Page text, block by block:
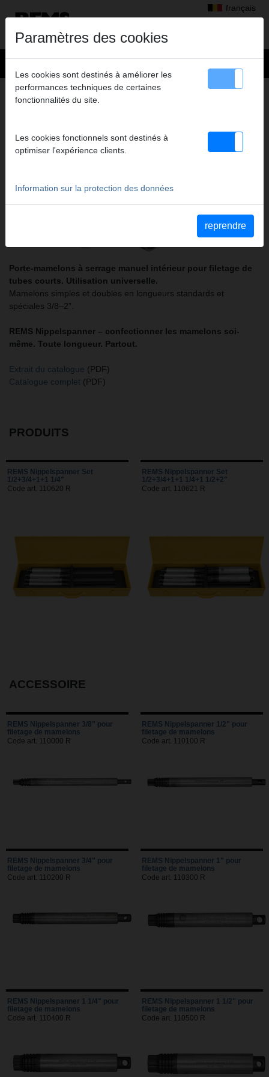
français
Produits >Fileter, rainurer> REMS Nippelspanner
ACCESSOIRES POUR MACHINES À FILETER
ET POUR FILIÈRES À MAIN DE TOUS TYPES
Porte-mamelons à serrage manuel intérieur pour filetage de
tubes courts. Utilisation universelle.
Mamelons simples et doubles en longueurs standards et
spéciales 3/8–2”.
REMS Nippelspanner – confectionner les mamelons soi-
même. Toute longueur. Partout.
Extrait du catalogue (PDF)
Catalogue complet (PDF)
PRODUITS
REMS Nippelspanner Set
1/2+3/4+1+1 1/4"
Code art. 110620 R
REMS Nippelspanner Set
1/2+3/4+1+1 1/4+1 1/2+2"
Code art. 110621 R
ACCESSOIRE
REMS Nippelspanner 3/8" pour
filetage de mamelons
Code art. 110000 R
REMS Nippelspanner 1/2" pour
filetage de mamelons
Code art. 110100 R
REMS Nippelspanner 3/4" pour
filetage de mamelons
Code art. 110200 R
REMS Nippelspanner 1" pour
filetage de mamelons
Code art. 110300 R
REMS Nippelspanner 1 1/4" pour
filetage de mamelons
Code art. 110400 R
REMS Nippelspanner 1 1/2" pour
filetage de mamelons
Code art. 110500 R
Paramètres des cookies
Les cookies sont destinés à améliorer les
performances techniques de certaines
fonctionnalités du site.
Les cookies fonctionnels sont destinés à
optimiser l'expérience clients.
Information sur la protection des données
reprendre